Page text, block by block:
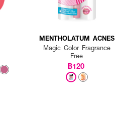
MENTHOLATUM ACNES
Magic Color Fragrance
Free
฿120